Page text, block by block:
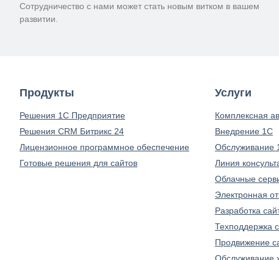
Сотрудничество с нами может стать новым витком в вашем
развитии.
Продукты
Решения 1С Предприятие
Решения CRM Битрикс 24
Лицензионное программное обеспечение
Готовые решения для сайтов
Услуги
Комплексная
Внедрение 1С
Обслуживание
Линия
Облачные
Электронная
Разработка
Техподдержка
Продвижение